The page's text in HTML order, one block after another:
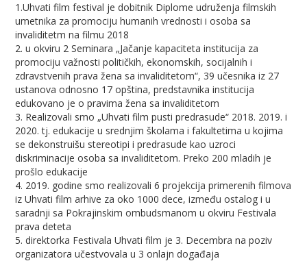
1.Uhvati film festival je dobitnik Diplome udruženja filmskih
umetnika za promociju humanih vrednosti i osoba sa
invaliditetm na filmu 2018
2. u okviru 2 Seminara „Jačanje kapaciteta institucija za
promociju važnosti političkih, ekonomskih, socijalnih i
zdravstvenih prava žena sa invaliditetom“, 39 učesnika iz 27
ustanova odnosno 17 opština, predstavnika institucija
edukovano je o pravima žena sa invaliditetom
3. Realizovali smo „Uhvati film pusti predrasude“ 2018. 2019. i
2020. tj. edukacije u srednjim školama i fakultetima u kojima
se dekonstruišu stereotipi i predrasude kao uzroci
diskriminacije osoba sa invaliditetom. Preko 200 mladih je
prošlo edukacije
4. 2019. godine smo realizovali 6 projekcija primerenih filmova
iz Uhvati film arhive za oko 1000 dece, između ostalog i u
saradnji sa Pokrajinskim ombudsmanom u okviru Festivala
prava deteta
5. direktorka Festivala Uhvati film je 3. Decembra na poziv
organizatora učestvovala u 3 onlajn događaja